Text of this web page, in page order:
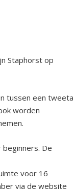
Staphorst op
tussen een
worden
De
voor 16
via de website